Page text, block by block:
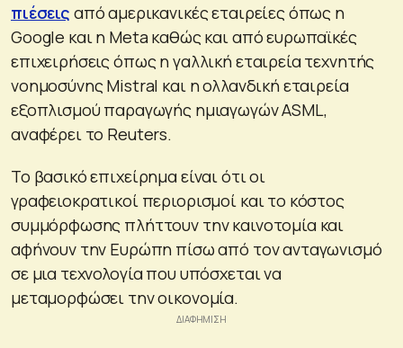
πιέσεις από αμερικανικές εταιρείες όπως η
Google και η Meta καθώς και από ευρωπαϊκές
επιχειρήσεις όπως η γαλλική εταιρεία τεχνητής
νοημοσύνης Mistral και η ολλανδική εταιρεία
εξοπλισμού παραγωγής ημιαγωγών ASML,
αναφέρει το Reuters.
Το βασικό επιχείρημα είναι ότι οι
γραφειοκρατικοί περιορισμοί και το κόστος
συμμόρφωσης πλήττουν την καινοτομία και
αφήνουν την Ευρώπη πίσω από τον ανταγωνισμό
σε μια τεχνολογία που υπόσχεται να
μεταμορφώσει την οικονομία.